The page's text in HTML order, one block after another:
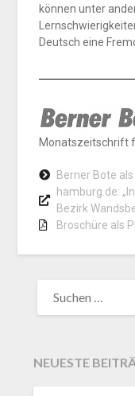
können unter
Deutsch eine
Monatszeitschrift
Berner Bote als
hamburg.de:
Bezirk
Broschüre als
NEUESTE